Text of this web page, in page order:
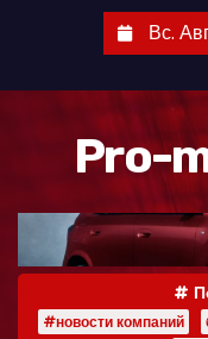
Вс.
Pro-
#новости компаний